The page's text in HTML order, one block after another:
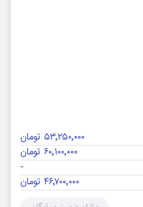
۵۳٬۲۵۰٬۰۰۰ تومان
۶۰٬۱۰۰٬۰۰۰ تومان
-
۴۶٬۷۰۰٬۰۰۰ تومان